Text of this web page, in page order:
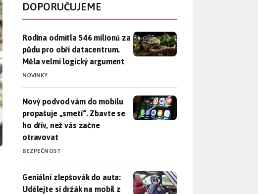
DOPORUČUJEME
Rodina odmítla 546 milionů za půdu pro obří datacentrum. Měla
Rodina odmítla 546 milionů za
půdu pro obří datacentrum.
Měla velmi logický argument
NOVINKY
Nový podvod vám do mobilu propašuje „smetí“. Zbavte se ho dřív,
Nový podvod vám do mobilu
propašuje „smetí“. Zbavte se
ho dřív, než vás začne
otravovat
BEZPEČNOST
Geniální zlepšovák do auta: Udělejte si držák na mobil z
Geniální zlepšovák do auta:
Udělejte si držák na mobil z